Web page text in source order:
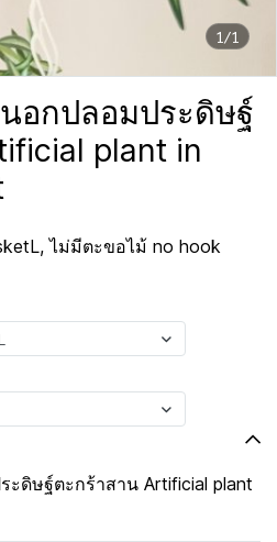
1/1
อกปลอมประดิษฐ์
plant in
ไม่มีตะขอไม้ no hook
ะดิษฐ์ตะกร้าสาน Artificial plant